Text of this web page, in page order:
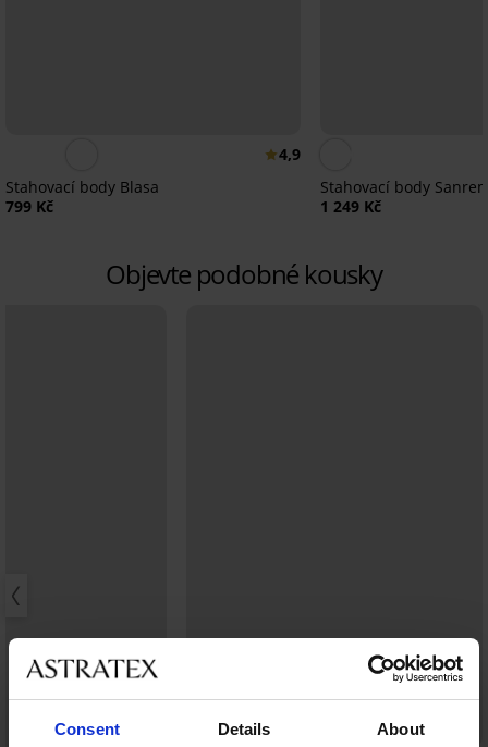
Consent Details About
4,9
Stahovací body Blasa
799 Kč
Stahovací body
1 249 Kč
Objevte podobné kousky
Sleva -40%